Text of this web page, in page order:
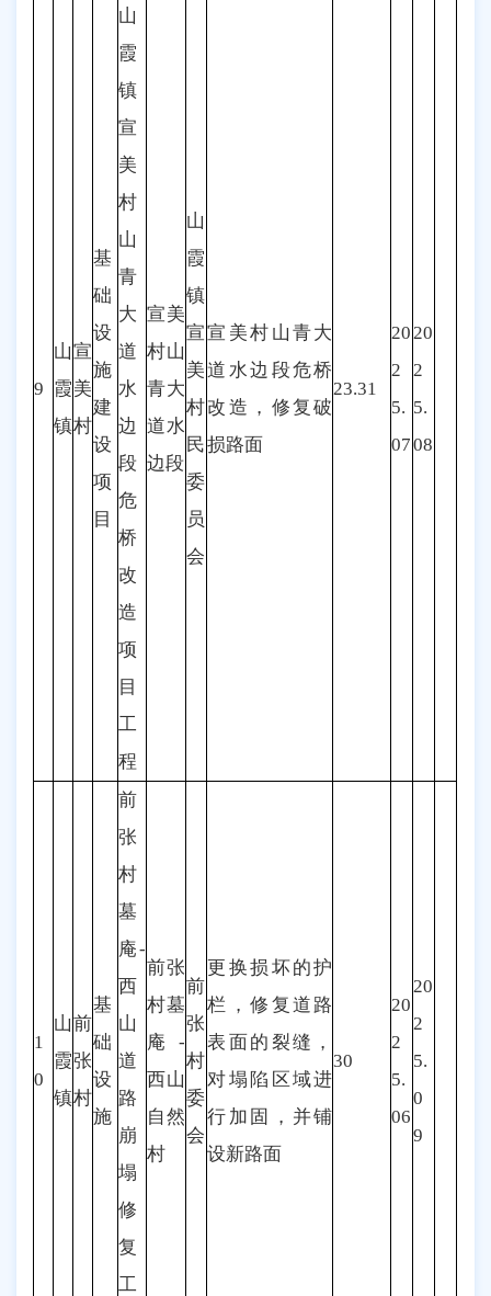
9
山
霞
镇
宣
美
村
基
础
设
施
建
设
项
目
山
霞
镇
宣
美
村
山
青
大
道
水
边
段
危
桥
改
造
项
目
工
程
宣美
村山
青大
道水
边段
山
霞
镇
宣
美
村
民
委
员
会
宣美村山青大
道水边段危桥
改造，修复破
损路面
23.31
20
2
5.
07
20
2
5.
08
1
0
山
霞
镇
前
张
村
基
础
设
施
前
张
村
墓
庵-
西
山
道
路
崩
塌
修
复
工
前张
村墓
庵-
西山
自然
村
前
张
村
委
会
更换损坏的护
栏，修复道路
表面的裂缝，
对塌陷区域进
行加固，并铺
设新路面
30
20
2
5.
06
20
2
5.
0
9